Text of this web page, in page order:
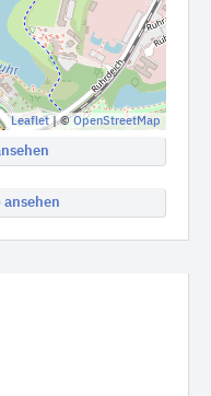
Leaflet| ©OpenStreetMap